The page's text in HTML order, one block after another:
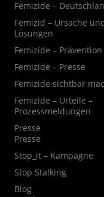
Femizide –
Femizid – Ursache
Lösungen
Femizide – Prävention
Femizide – Presse
Femizide sichtbar
Femizide – Urteile –
Prozessmeldungen
Presse
Presse
Stop_it – Kampagne
Stop Stalking
Blog